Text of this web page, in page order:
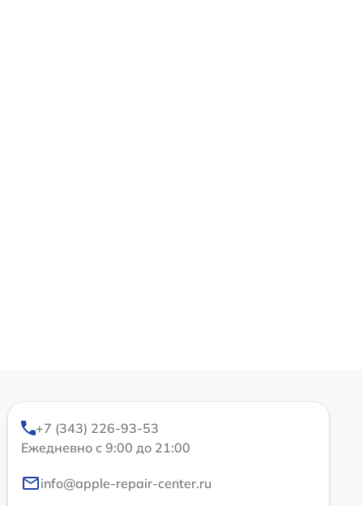
+7 (343) 226-93-53
Ежедневно с 9:00 до 21:00
info@apple-repair-center.ru